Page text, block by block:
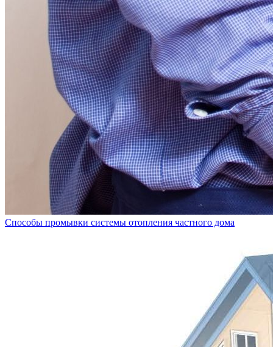
Способы промывки системы отопления частного дома